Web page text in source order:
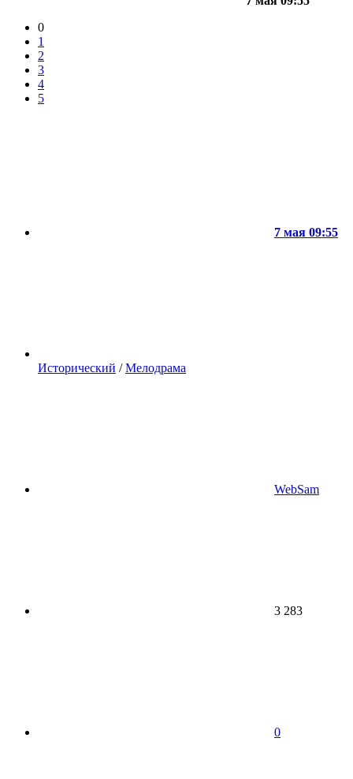
0
1
2
3
4
5
7 мая 09:55
Исторический /Мелодрама
WebSam
3 283
0